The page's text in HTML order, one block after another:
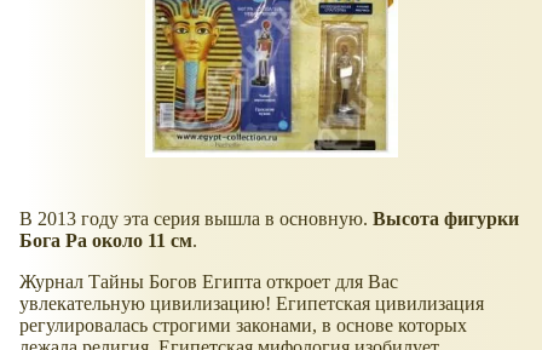
В 2013 году эта серия вышла в основную. Высота фигурки
Бога Ра около 11 см.
Журнал Тайны Богов Египта откроет для Вас
увлекательную цивилизацию! Египетская цивилизация
регулировалась строгими законами, в основе которых